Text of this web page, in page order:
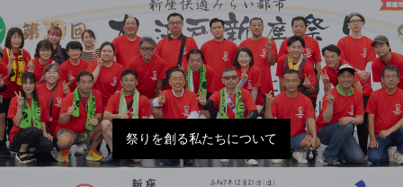
祭りを創る私たちについて